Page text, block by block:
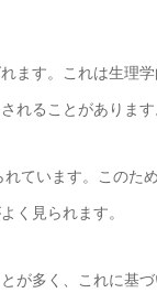
ます。これは生理
れることがありま
ています。このた
く見られます。
が多く、これに基